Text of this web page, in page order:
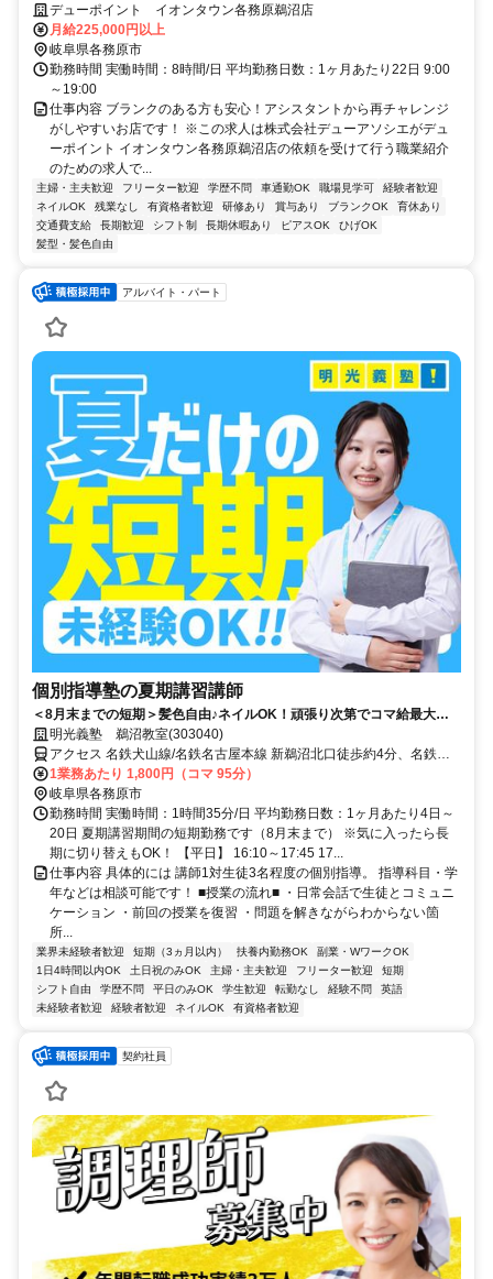
チなし！ママさんアシスタントが全店舗で200名以上活躍中！
デューポイント イオンタウン各務原鵜沼店
月給225,000円以上
岐阜県各務原市
勤務時間 実働時間：8時間/日 平均勤務日数：1ヶ月あたり22日 9:00
～19:00
仕事内容 ブランクのある方も安心！アシスタントから再チャレンジ
がしやすいお店です！ ※この求人は株式会社デューアソシエがデュ
ーポイント イオンタウン各務原鵜沼店の依頼を受けて行う職業紹介
のための求人で...
主婦・主夫歓迎 フリーター歓迎 学歴不問 車通勤OK 職場見学可
経験者歓迎
ネイルOK
残業なし 有資格者歓迎 研修あり 賞与あり ブランクOK
育休あり
交通費支給
長期歓迎 シフト制 長期休暇あり ピアスOK
ひげOK
髪型・髪色自由
アルバイト・パート
個別指導塾の夏期講習講師
＜8月末までの短期＞髪色自由♪ネイルOK！頑張り次第でコマ給最大
3000円！得意科目で先生デビュー！未経験が活躍中の塾講師◎週１回～
OK（シフト自由）
明光義塾 鵜沼教室(303040)
アクセス 名鉄犬山線/名鉄名古屋本線 新鵜沼北口徒歩約4分、名鉄各
務原線 新鵜沼北口徒歩約4分、ＪＲ高山本線 鵜沼北口徒歩約4分
1業務あたり 1,800円（コマ 95分）
岐阜県各務原市
勤務時間 実働時間：1時間35分/日 平均勤務日数：1ヶ月あたり4日～
20日 夏期講習期間の短期勤務です（8月末まで） ※気に入ったら長
期に切り替えもOK！ 【平日】 16:10～17:45 17...
仕事内容 具体的には 講師1対生徒3名程度の個別指導。 指導科目・学
年などは相談可能です！ ■授業の流れ■ ・日常会話で生徒とコミュニ
ケーション ・前回の授業を復習 ・問題を解きながらわからない箇
所...
業界未経験者歓迎 短期（3ヵ月以内） 扶養内勤務OK
副業・WワークOK
1日4時間以内OK
土日祝のみOK 主婦・主夫歓迎 フリーター歓迎
短期
シフト自由
学歴不問 平日のみOK 学生歓迎 転勤なし 経験不問
英語
未経験者歓迎
経験者歓迎 ネイルOK 有資格者歓迎
契約社員